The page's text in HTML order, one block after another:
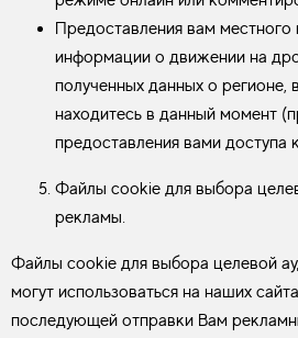
Предоставления вам местного
информации о движении на
полученных данных о регионе,
находитесь в данный момент
предоставления вами
Файлы cookie для выбора
рекламы.
Файлы cookie для выбора целевой
могут использоваться на наших
последующей отправки Вам